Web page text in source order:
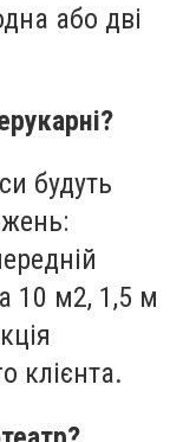
або дві
будуть
10 м2, 1,5 м
клієнта.